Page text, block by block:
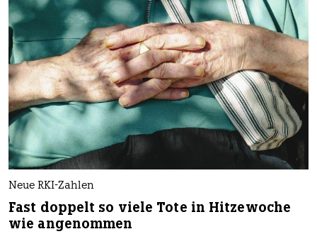
Neue RKI-Zahlen
Fast doppelt so viele Tote in Hitzewoche
wie angenommen